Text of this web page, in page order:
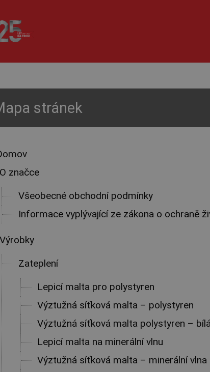
stránek
O značce
Všeobecné obchodní podmínky
Informace vyplývající ze zákona o ochraně
Výrobky
Zateplení
Lepicí malta pro polystyren
Výztužná síťková malta – polystyren
Výztužná síťková malta polystyren –
Lepicí malta na minerální vlnu
Výztužná síťková malta – minerální vlna